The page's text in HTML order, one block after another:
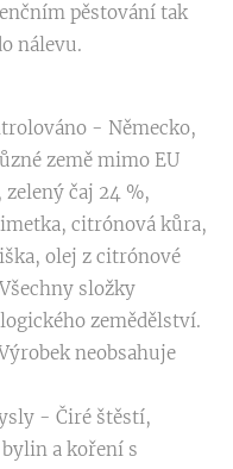
pěstování tak
nálevu.
- Německo,
země mimo EU
čaj 24 %,
citrónová kůra,
olej z citrónové
složky
zemědělství.
neobsahuje
- Čiré štěstí,
a koření s